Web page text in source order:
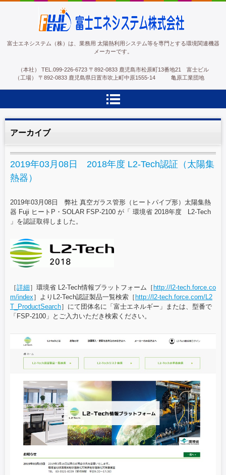
富士エネシステム株式会社
富士エネシステム（株）は、業務用 太陽熱利用システム等を専門とする環境関連機器
メーカーです。
（本社） TEL. 099-226-6723 〒892-0833 鹿児島市松原町13番地21 富士ビル
（工場） 〒892-0833 鹿児島県日置市吹上町中原1555-14 亀原工業団地
アーカイブ
2019年03月08日 2018年度 L2-Tech認証（太陽集
熱器）
2019年03月08日 弊社 真空ガラス管形（ヒートパイプ形）太陽集熱
器 Fuji ヒートP・SOLAR FSP-2100 が「 環境省 2018年度 L2-Tech
」を認証取得しました。
［詳細 ］環境省 L2-Tech情報プラットフォーム［ http://l2-tech.force.co
m/index ］よりL2-Tech認証製品一覧検索［ http://l2-tech.force.com/L2
T_ProductSearch］にて団体名に「富士エネルギー」または、型番で
「FSP-2100」とご入力いただき検索ください。